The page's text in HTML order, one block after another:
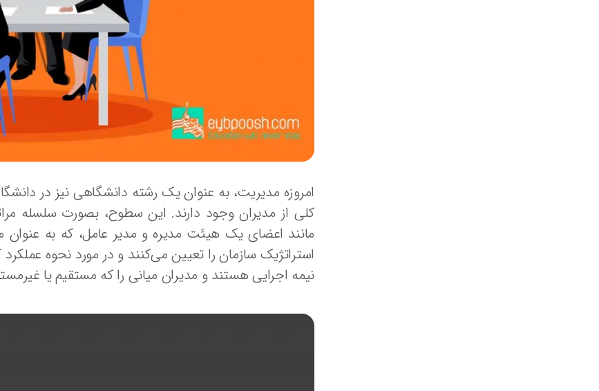
امروزه مدیریت، به عنوان یک رشته دانشگاهی نیز در
کلی از مدیران وجود دارند. این سطوح، بصورت سلسله
مانند اعضای یک هیئت مدیره و مدیر عامل، که به
استراتژیک سازمان را تعیین می‌کنند و در مورد نحوه
نیمه اجرایی هستند و مدیران میانی را که مستقیم یا